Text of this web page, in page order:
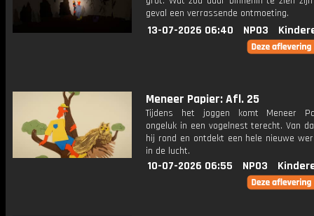
geval een verrassende ontmoeting.
13-07-2026 06:40 NPO3
Meneer Papier: Afl. 25
Tijdens het joggen komt Meneer
ongeluk in een vogelnest terecht. Van
hij rond en ontdekt een hele nieuwe
in de lucht.
10-07-2026 06:55 NPO3